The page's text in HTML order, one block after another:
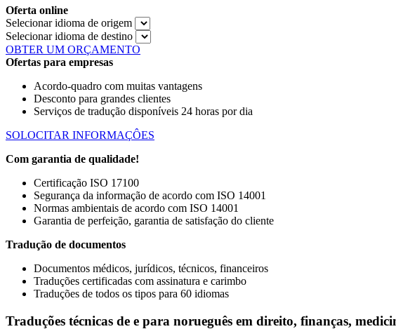
Oferta online
Selecionar idioma de origem
Selecionar idioma de destino
OBTER UM ORÇAMENTO
Ofertas para empresas
Acordo-quadro com muitas vantagens
Desconto para grandes clientes
Serviços de tradução disponíveis 24 horas por dia
SOLOCITAR INFORMAÇÔES
Com garantia de qualidade!
Certificação ISO 17100
Segurança da informação de acordo com ISO 14001
Normas ambientais de acordo com ISO 14001
Garantia de perfeição, garantia de satisfação do cliente
Tradução de documentos
Documentos médicos, jurídicos, técnicos, financeiros
Traduções certificadas com assinatura e carimbo
Traduções de todos os tipos para 60 idiomas
Traduções técnicas de e para norueguês em direito, finanças,